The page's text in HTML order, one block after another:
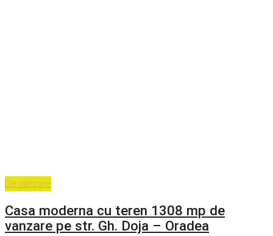
De vânzare
Casa moderna cu teren 1308 mp de
vanzare pe str. Gh. Doja – Oradea